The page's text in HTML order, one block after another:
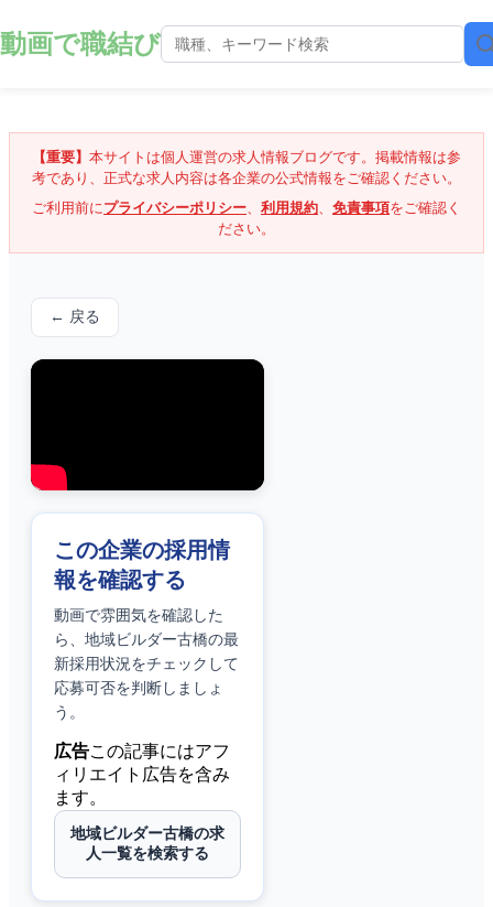
動画で職結び
【重要】 本サイトは個人運営の求人情報ブログです。掲載情報は参
考であり、正式な求人内容は各企業の公式情報をご確認ください。
ご利用前にプライバシーポリシー、 利用規約、 免責事項をご確認く
ださい。
← 戻る
この企業の採用情
報を確認する
動画で雰囲気を確認した
ら、 地域ビルダー古橋の最
新採用状況をチェックして
応募可否を判断しましょ
う。
広告この記事にはアフ
ィリエイト広告を含み
ます。
地域ビルダー古橋の求
人一覧を検索する